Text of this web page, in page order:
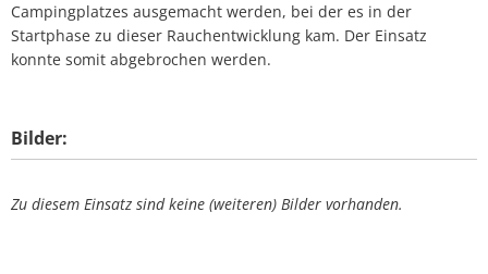
Campingplatzes ausgemacht werden, bei der es in der
Startphase zu dieser Rauchentwicklung kam. Der Einsatz
konnte somit abgebrochen werden.
Bilder:
Zu diesem Einsatz sind keine (weiteren) Bilder vorhanden.